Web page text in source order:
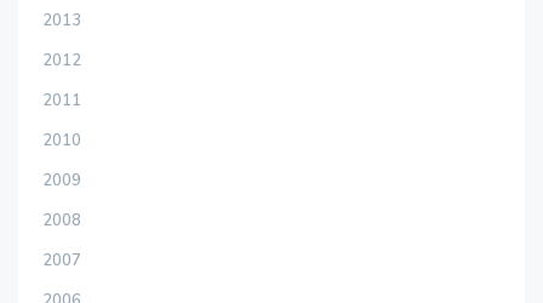
2013
2012
2011
2010
2009
2008
2007